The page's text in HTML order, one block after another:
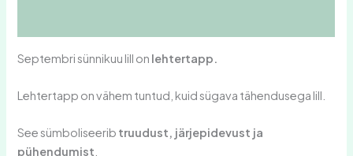
Septembri sünnikuu lill on lehtertapp.
Lehtertapp on vähem tuntud, kuid sügava tähendusega lill.
See sümboliseerib truudust, järjepidevust ja
pühendumist